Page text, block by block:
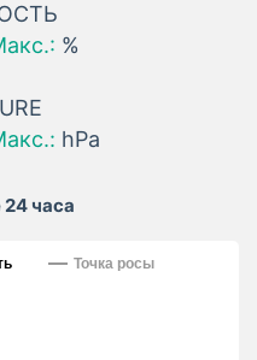
%
hPa
часа
24 часаТочка росы